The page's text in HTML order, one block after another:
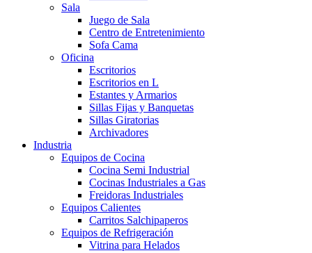
Sala
Juego de Sala
Centro de Entretenimiento
Sofa Cama
Oficina
Escritorios
Escritorios en L
Estantes y Armarios
Sillas Fijas y Banquetas
Sillas Giratorias
Archivadores
Industria
Equipos de Cocina
Cocina Semi Industrial
Cocinas Industriales a Gas
Freidoras Industriales
Equipos Calientes
Carritos Salchipaperos
Equipos de Refrigeración
Vitrina para Helados